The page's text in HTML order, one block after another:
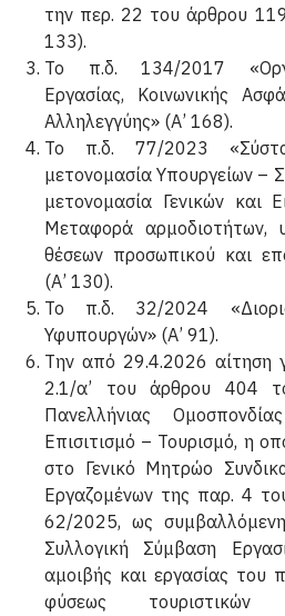
την περ. 22 του άρθρου
133).
Το π.δ. 134/2017
Εργασίας, Κοινωνικής
Αλληλεγ­γύης» (Α’ 168).
Το π.δ. 77/2023
μετονομασία Υπουργείων –
μετονομα­σία Γενικών και
Μεταφορά αρμοδιοτήτων,
θέσεων προσωπικού και
(Α’ 130).
Το π.δ. 32/2024
Υφυπουργών» (Α’ 91).
Την από 29.4.2026 αίτηση
2.1/α’ του άρθρου 404
Πανελλήνι­ας
Επισιτισμό – Τουρισμό, η
στο Γενικό Μητρώο
Εργαζομένων της παρ. 4
62/2025, ως
Συλλογική Σύμβαση
αμοιβής και εργασίας του
φύσεως τουριστικών